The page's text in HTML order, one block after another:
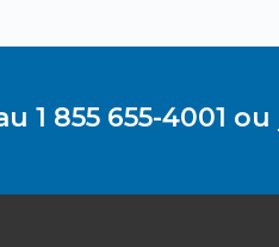
1 855 655-4001 ou